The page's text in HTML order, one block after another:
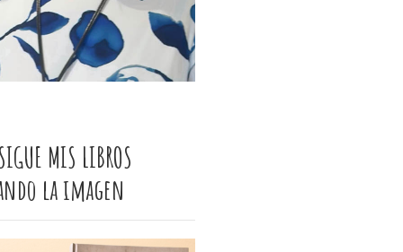
MIS LIBROS
la imagen